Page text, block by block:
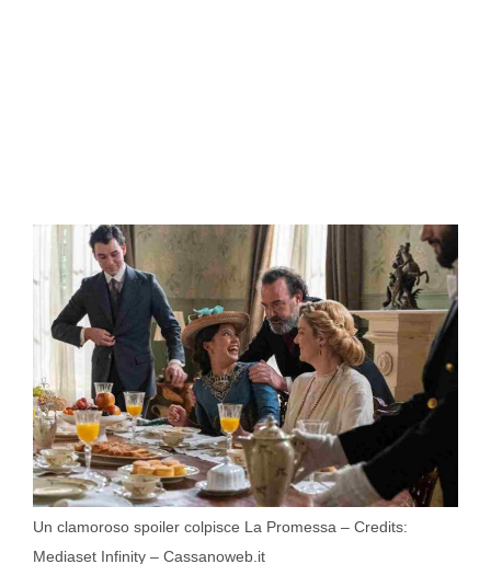
Un clamoroso spoiler colpisce La Promessa – Credits:
Mediaset Infinity – Cassanoweb.it